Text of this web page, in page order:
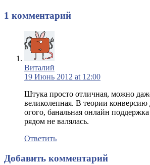
1 комментарий
Виталий
19 Июнь 2012 at 12:00
Штука просто отличная, можно
великолепная. В теории
огого, банальная онлайн
рядом не валялась.
Ответить
Добавить комментарий